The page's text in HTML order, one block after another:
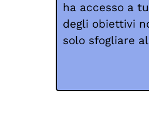
ha accesso a
degli obiettivi
solo sfogliare